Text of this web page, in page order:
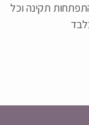
תקינה וכל